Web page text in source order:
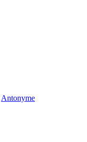
Antonyme